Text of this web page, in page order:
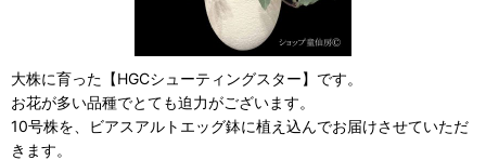
大株に育った【HGCシューティングスター】です。
お花が多い品種でとても迫力がございます。
10号株を、ビアスアルトエッグ鉢に植え込んでお届けさせていただ
きます。